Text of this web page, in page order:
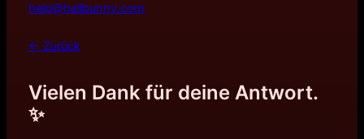
help@hellbunny.com
← Zurück
Vielen Dank für deine Antwort.
✨